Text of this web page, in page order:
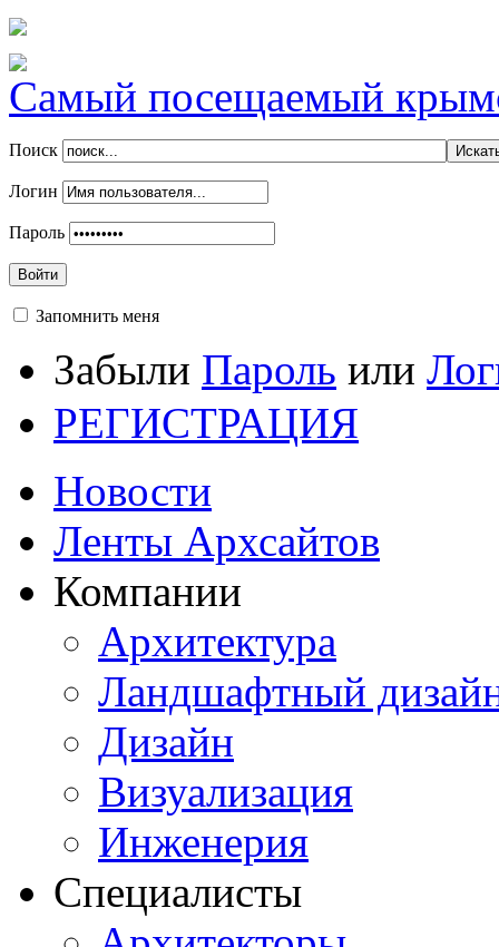
Самый посещаемый
Поиск
Логин
Пароль
Войти
Запомнить меня
Забыли Пароль или
РЕГИСТРАЦИЯ
Новости
Ленты Архсайтов
Компании
Архитектура
Ландшафтный
Дизайн
Визуализация
Инженерия
Специалисты